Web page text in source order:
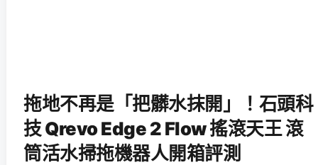
拖地不再是「把髒水抹開」！石頭科
技 Qrevo Edge 2 Flow 搖滾天王 滾
筒活水掃拖機器人開箱評測